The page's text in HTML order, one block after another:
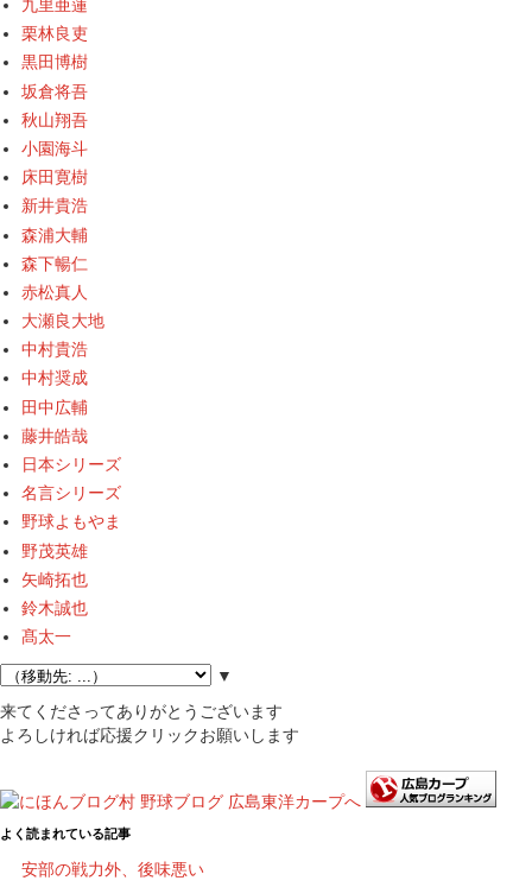
九里亜蓮
栗林良吏
黒田博樹
坂倉将吾
秋山翔吾
小園海斗
床田寛樹
新井貴浩
森浦大輔
森下暢仁
赤松真人
大瀬良大地
中村貴浩
中村奨成
田中広輔
藤井皓哉
日本シリーズ
名言シリーズ
野球よもやま
野茂英雄
矢崎拓也
鈴木誠也
髙太一
▼
来てくださってありがとうございます
よろしければ応援クリックお願いします
よく読まれている記事
安部の戦力外、後味悪い